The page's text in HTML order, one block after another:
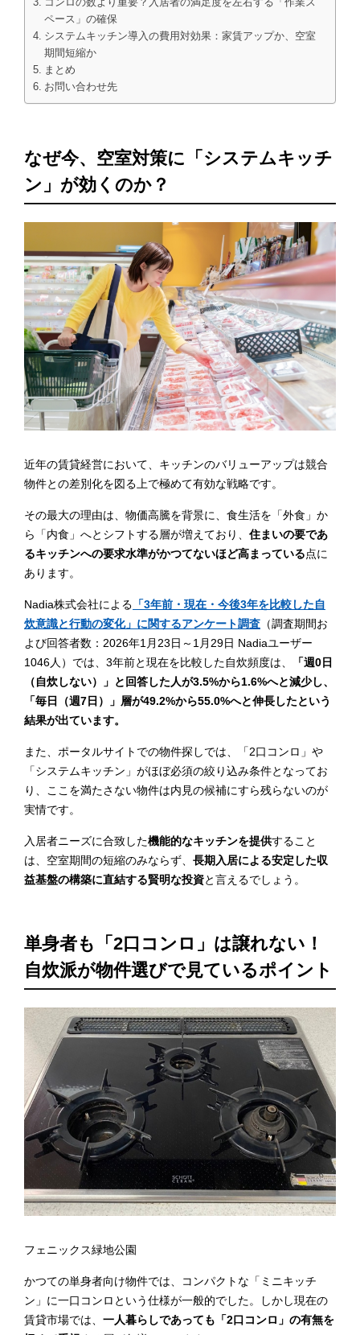
ペース」の確保
システムキッチン導入の費用対効果：家賃アップか、空室
期間短縮か
まとめ
お問い合わせ先
なぜ今、空室対策に「システムキッチ
ン」が効くのか？
近年の賃貸経営において、キッチンのバリューアップは競合
物件との差別化を図る上で極めて有効な戦略です。
その最大の理由は、物価高騰を背景に、食生活を「外食」か
ら「内食」へとシフトする層が増えており、 住まいの要であ
るキッチンへの要求水準がかつてないほど高まっている点に
あります。
Nadia株式会社による 「3年前・現在・今後3年を比較した自
炊意識と行動の変化」に関するアンケート調査 （調査期間お
よび回答者数：2026年1月23日～1月29日 Nadiaユーザー
1046人）では、3年前と現在を比較した自炊頻度は、
「週0日
（自炊しない）」と回答した人が3.5%から1.6%へと減少し、
「毎日（週7日）」層が49.2%から55.0%へと伸長したという
結果が出ています。
また、ポータルサイトでの物件探しでは、「2口コンロ」や
「システムキッチン」がほぼ必須の絞り込み条件となってお
り、ここを満たさない物件は内見の候補にすら残らないのが
実情です。
入居者ニーズに合致した機能的なキッチンを提供すること
は、空室期間の短縮のみならず、 長期入居による安定した収
益基盤の構築に直結する賢明な投資と言えるでしょう。
単身者も「2口コンロ」は譲れない！
自炊派が物件選びで見ているポイント
フェニックス緑地公園
かつての単身者向け物件では、コンパクトな「ミニキッチ
ン」に一口コンロという仕様が一般的でした。しかし現在の
賃貸市場では、 一人暮らしであっても「2口コンロ」の有無を